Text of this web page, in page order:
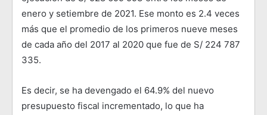
enero y setiembre de 2021. Ese monto es 2.4 veces
más que el promedio de los primeros nueve meses
de cada año del 2017 al 2020 que fue de S/ 224 787
335.
Es decir, se ha devengado el 64.9% del nuevo
presupuesto fiscal incrementado, lo que ha